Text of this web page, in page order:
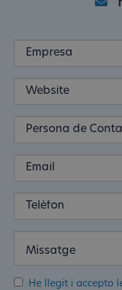
He llegit i accepto